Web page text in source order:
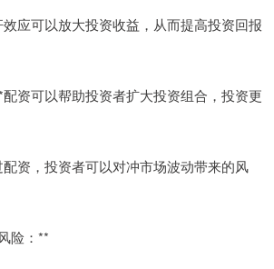
应可以放大投资收益，从而提高投资回报
资可以帮助投资者扩大投资组合，投资更
资，投资者可以对冲市场波动带来的风
险：**